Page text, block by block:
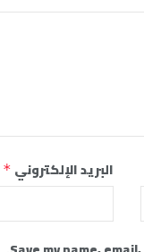
البريد الإلكتروني *